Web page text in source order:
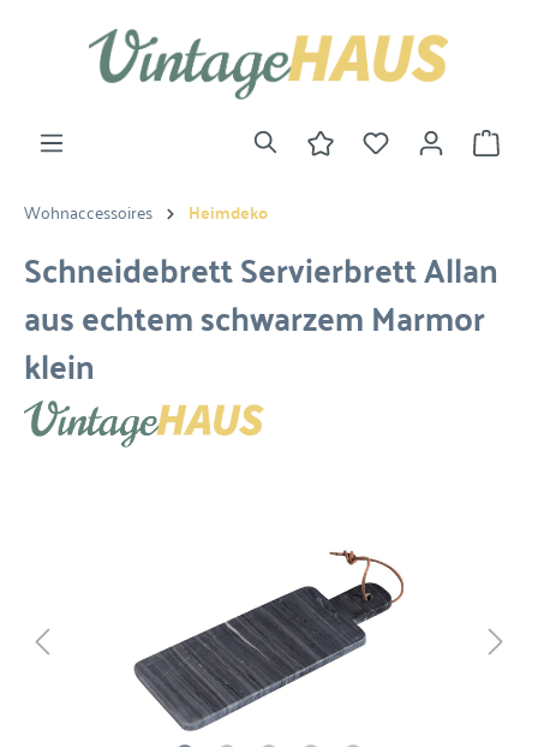
Wohnaccessoires Heimdeko
Schneidebrett Servierbrett Allan
aus echtem schwarzem Marmor
klein